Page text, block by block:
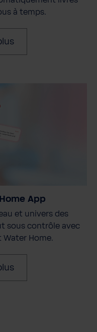
à temps.
App
et univers des
sous contrôle avec
Water Home.